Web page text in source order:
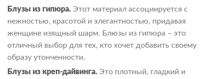
Блузы из гипюра. Этот материал ассоциируется с
нежностью, красотой и элегантностью, придавая
женщине изящный шарм. Блюзы из гипюра – это
отличный выбор для тех, кто хочет добавить своему
образу утонченности.
Блузы из креп-дайвинга. Это плотный, гладкий и